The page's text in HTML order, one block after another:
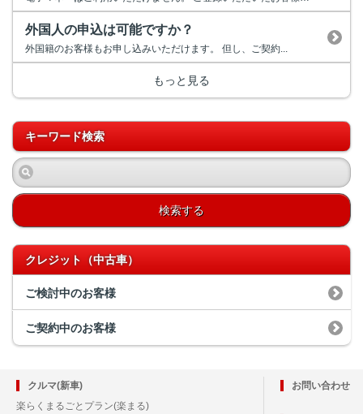
外国人の申込は可能ですか？
外国籍のお客様もお申し込みいただけます。 但し、ご契約...
もっと見る
キーワード検索
検索する
クレジット（中古車）
ご検討中のお客様
ご契約中のお客様
クルマ(新車)
楽らくまるごとプラン(楽まる)
お問い合わせ